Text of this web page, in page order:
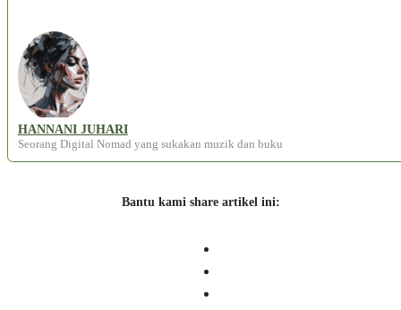
HANNANI JUHARI
Seorang Digital Nomad yang sukakan muzik dan buku
Bantu kami share artikel ini: